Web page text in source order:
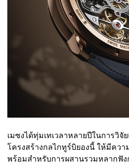
เมซงได้ทุ่มเทเวลาหลายปีในการวิ
โครงสร้างกลไกทูร์บิยองนี้ ให้มีคว
พร้อมสำหรับการผสานรวมหลากฟั